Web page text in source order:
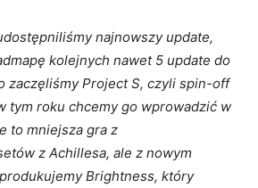
najnowszy update,
kolejnych nawet 5 update do
zaczęliśmy Project S, czyli spin-off
tym roku chcemy go wprowadzić w
to mniejsza gra z
z Achillesa, ale z nowym
Brightness, który